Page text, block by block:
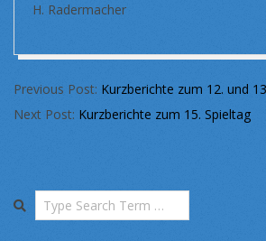
H. Radermacher
02-
04
Previous Post: Kurzberichte zum 12. und
Next Post: Kurzberichte zum 15. Spieltag
Search